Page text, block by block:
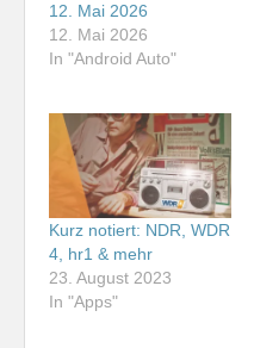
12. Mai 2026
12. Mai 2026
In "Android Auto"
Kurz notiert: NDR, WDR
4, hr1 & mehr
23. August 2023
In "Apps"